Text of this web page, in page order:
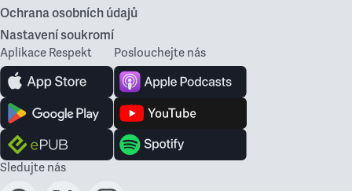
Ochrana osobních údajů
Nastavení soukromí
Aplikace Respekt Poslouchejte nás
Sledujte nás